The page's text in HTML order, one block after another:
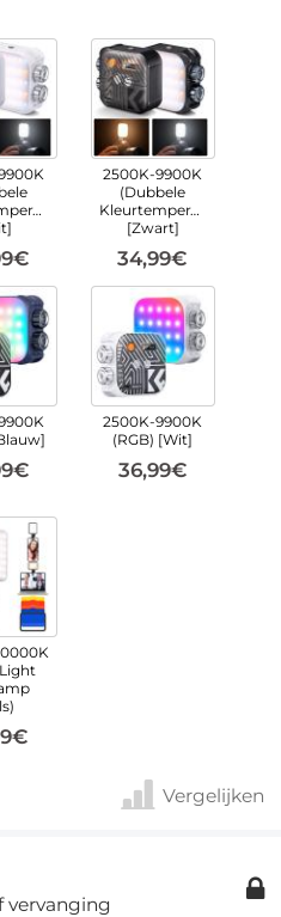
2500K-9900K
(Dubbele
Kleurtemperatuur)
[Zwart]
34,99€
2500K-9900K
(RGB) [Wit]
36,99€
Vergelijken
vervanging